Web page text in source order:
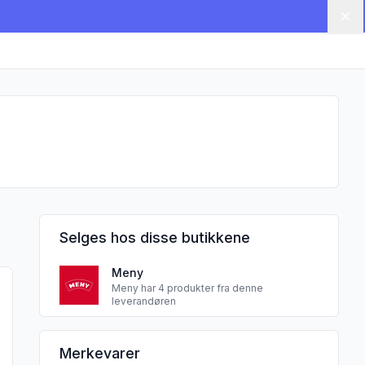
Sjokolade 210g Mønsj"
"Frokostblanding Protein Peanøtt 210g Mønsj"
Selges hos disse butikkene
Meny
Meny har 4 produkter fra denne
leverandøren
Mønsj sine
Merkevarer